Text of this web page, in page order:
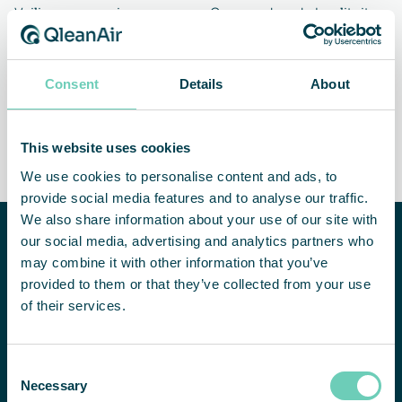
Consent Details About
This website uses cookies
We use cookies to personalise content and ads, to
provide social media features and to analyse our traffic.
We also share information about your use of our site with
our social media, advertising and analytics partners who
may combine it with other information that you’ve
provided to them or that they’ve collected from your use
of their services.
Selection
Necessary
Veiligere omgeving
Gegarandeerde kwaliteit
Een flexibele en
onafhankelijke oplossing
Hulp nodig
verbeteren
van de
binnenshuis?
graag bij het
NEEM CONTACT MET ONS OP